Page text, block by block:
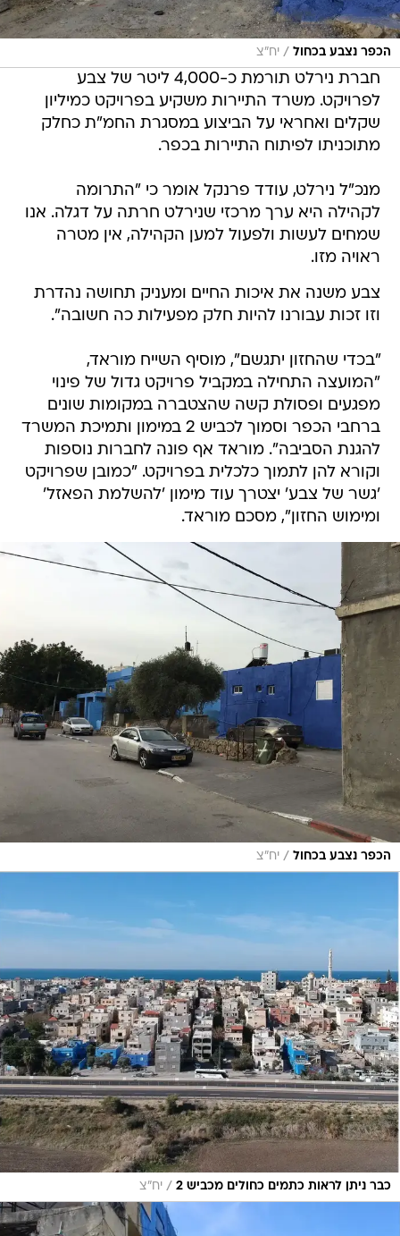
הכפר נצבע בכחול / יח"צ
חברת נירלט תורמת כ-4,000 ליטר של צבע
לפרויקט. משרד התיירות משקיע בפרויקט כמיליון
שקלים ואחראי על הביצוע במסגרת החמ"ת כחלק
מתוכניתו לפיתוח התיירות בכפר.
מנכ"ל נירלט, עודד פרנקל אומר כי "התרומה
לקהילה היא ערך מרכזי שנירלט חרתה על דגלה. אנו
שמחים לעשות ולפעול למען הקהילה, אין מטרה
ראויה מזו.
צבע משנה את איכות החיים ומעניק תחושה נהדרת
וזו זכות עבורנו להיות חלק מפעילות כה חשובה".
"בכדי שהחזון יתגשם", מוסיף השייח מוראד,
"המועצה התחילה במקביל פרויקט גדול של פינוי
מפגעים ופסולת קשה שהצטברה במקומות שונים
ברחבי הכפר וסמוך לכביש 2 במימון ותמיכת המשרד
להגנת הסביבה". מוראד אף פונה לחברות נוספות
וקורא להן לתמוך כלכלית בפרויקט. "כמובן שפרויקט
'גשר של צבע' יצטרך עוד מימון 'להשלמת הפאזל'
ומימוש החזון", מסכם מוראד.
הכפר נצבע בכחול / יח"צ
כבר ניתן לראות כתמים כחולים מכביש 2 / יח"צ